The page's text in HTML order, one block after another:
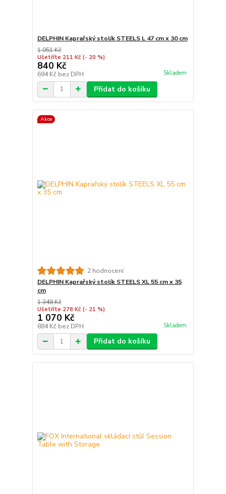
DELPHIN Kaprařský stolík STEELS L 47 cm x 30 cm
1 051 Kč
Ušetříte 211 Kč (- 20 %)
840 Kč
694 Kč bez DPH Skladem
Přidat do košíku
Akce
2 hodnocení
DELPHIN Kaprařský stolík STEELS XL 55 cm x 35
cm
1 348 Kč
Ušetříte 278 Kč (- 21 %)
1 070 Kč
884 Kč bez DPH Skladem
Přidat do košíku